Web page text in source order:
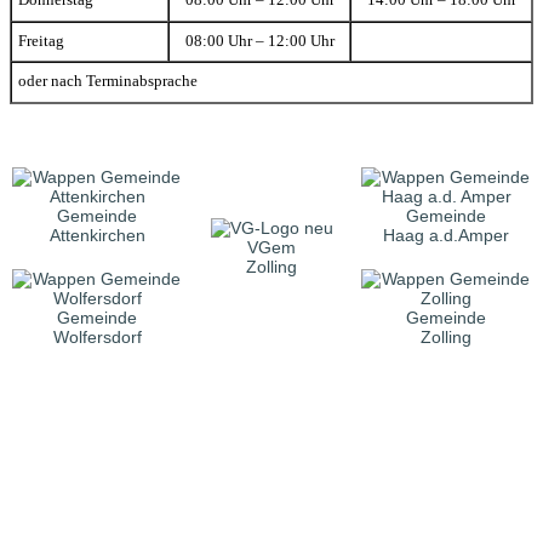
Freitag 08:00 Uhr – 12:00 Uhr
oder nach Terminabsprache
Gemeinde
Attenkirchen
VGem
Zolling
Gemeinde
Haag a.d.Amper
Gemeinde
Wolfersdorf
Gemeinde
Zolling